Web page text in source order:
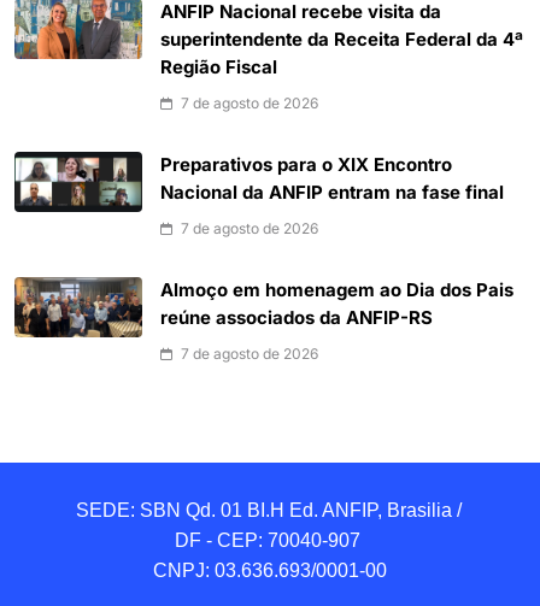
ANFIP Nacional recebe visita da
superintendente da Receita Federal da 4ª
Região Fiscal
7 de agosto de 2026
Preparativos para o XIX Encontro
Nacional da ANFIP entram na fase final
7 de agosto de 2026
Almoço em homenagem ao Dia dos Pais
reúne associados da ANFIP-RS
7 de agosto de 2026
SEDE: SBN Qd. 01 BI.H Ed. ANFIP, Brasilia /
DF - CEP: 70040-907
CNPJ: 03.636.693/0001-00